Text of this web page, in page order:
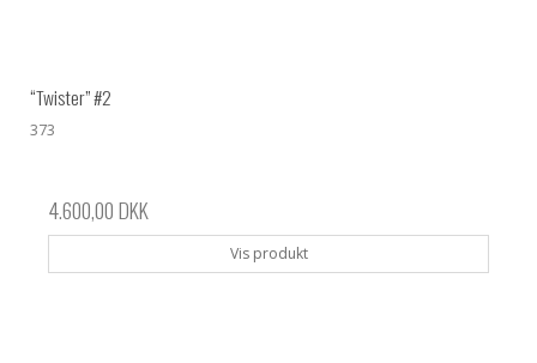
“Twister” #2
373
4.600,00 DKK
Vis produkt